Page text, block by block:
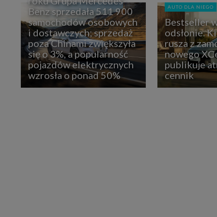
Benz sprzedała 511 900
samochodów osobowych
i dostawczych; sprzedaż
poza Chinami zwiększyła
się o 3%, a popularność
pojazdów elektrycznych
wzrosła o ponad 50%
AUTO DLA NIEGO
Bestseller
odsłonie.
rusza z
nowego
publikuje
cennik